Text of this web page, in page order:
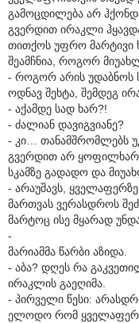
გამოცდილება არ
გვერდით ირაკლი
თითქოს უფრო მარტივი
შეამჩნია, როგორ
- როგორ არის უდაბნოს
ოდნავ შეხტა, შემდეგ
- აქამდე სად ხარ?!
- ძალიან დავიგვიანე?
- კი… თანამშრომლებს
გვერდით არ ყოფილხარ
სკამზე გადადო და
- არაუშავს, ყველაფერზე
მართვას ვერასდროს
მარტოც ისე მყარად
-
მარიამმა წარბი აზიდა.
- აბა? დღეს რა
ირაკლის გაეღიმა.
- პირველი წესი:
ელოდო რომ ყველაფერი